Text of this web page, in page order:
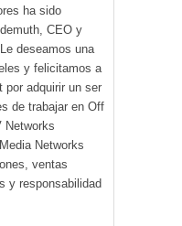
ha sido
CEO y
deseamos una
y felicitamos a
por adquirir un ser
de trabajar en Off
Networks
Networks
ventas
y responsabilidad